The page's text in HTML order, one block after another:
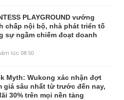
PLAYGROUND vướng
chấp nội bộ, nhà phát triển tố
sự ngầm chiếm đoạt doanh
lúc 08:50
Myth: Wukong xác nhận đợt
giá sâu nhất từ trước đến nay,
30% trên mọi nền tảng